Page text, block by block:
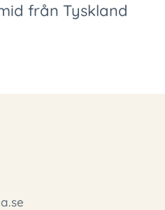
från Tyskland